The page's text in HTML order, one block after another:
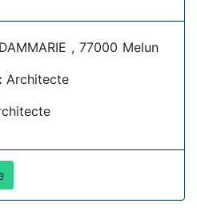
, 77000 Melun
Architecte